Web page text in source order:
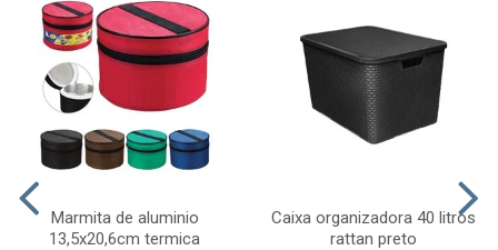
Marmita de aluminio
13,5x20,6cm termica
Caixa organizadora 40 litros
rattan preto